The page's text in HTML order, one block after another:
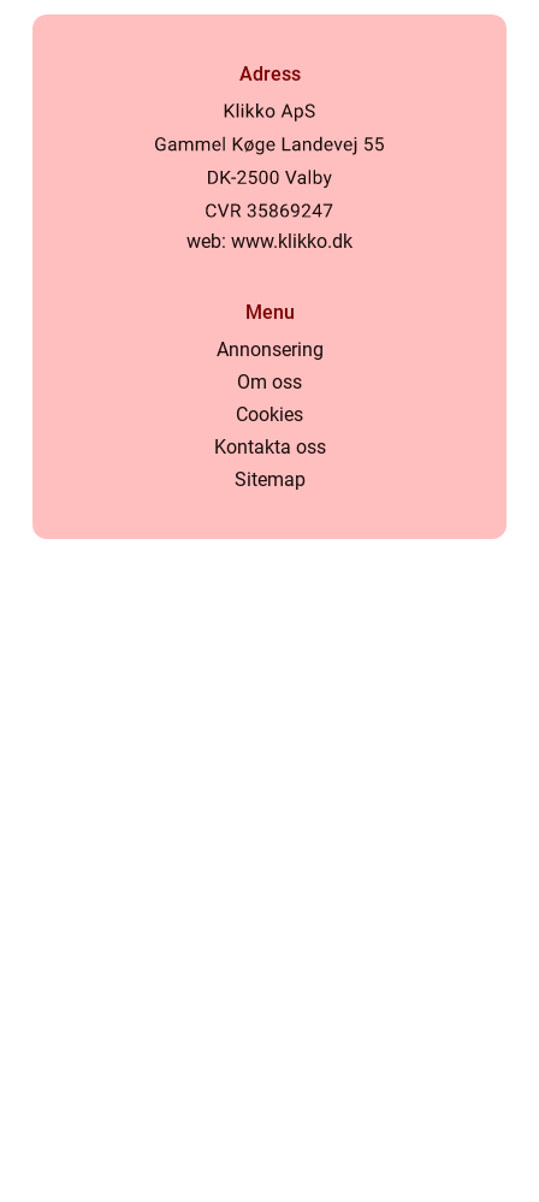
Adress
web: www.klikko.dk
Menu
Annonsering
Om oss
Cookies
Kontakta oss
Sitemap